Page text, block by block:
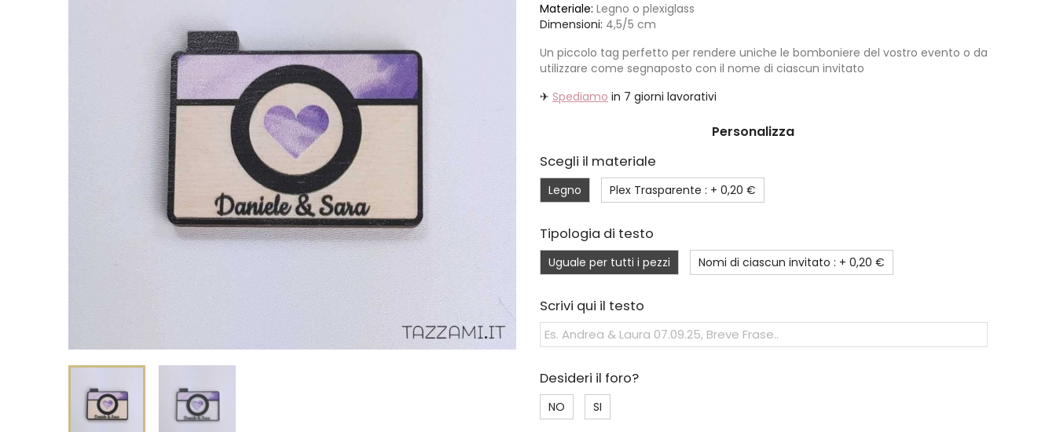
Materiale: Legno o plexiglass
Dimensioni: 4,5/5 cm
Un piccolo tag perfetto per rendere uniche le bomboniere del vostro evento o da
utilizzare come segnaposto con il nome di ciascun invitato
✈ Spediamo in 7 giorni lavorativi
Personalizza
Scegli il materiale
Legno Plex Trasparente : + 0,20 €
Tipologia di testo
Uguale per tutti i pezzi Nomi di ciascun invitato : + 0,20 €
Scrivi qui il testo
Desideri il foro?
NO SI